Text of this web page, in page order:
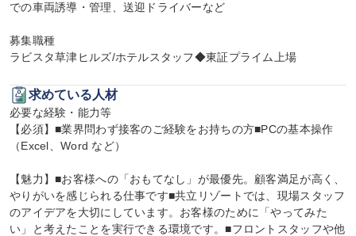
での車両誘導・管理、送迎ドライバーなど
募集職種
ラビスタ草津ヒルズ/ホテルスタッフ◆東証プライム上場
求めている人材
必要な経験・能力等
【必須】■業界問わず接客のご経験をお持ちの方■PCの基本操作
（Excel、Word など）
【魅力】■お客様への「おもてなし」が最優先。顧客満足が高く、
やりがいを感じられる仕事です■共立リゾートでは、現場スタッフ
のアイデアを大切にしています。お客様のために「やってみた
い」と考えたことを実行できる環境です。■フロントスタッフや他